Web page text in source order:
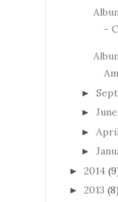
-
►
► June
►
►
► 2014
► 2013 (8)